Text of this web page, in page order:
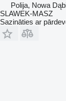
Polija, Nowa
SLAWEK-MASZ
Sazināties ar